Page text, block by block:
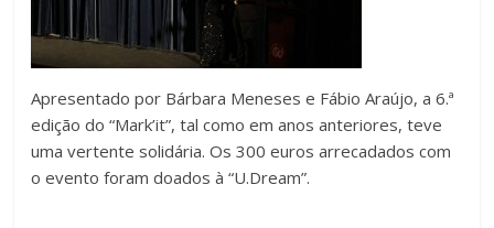
Apresentado por Bárbara Meneses e Fábio Araújo, a 6.ª
edição do “Mark’it”, tal como em anos anteriores, teve
uma vertente solidária. Os 300 euros arrecadados com
o evento foram doados à “U.Dream”.